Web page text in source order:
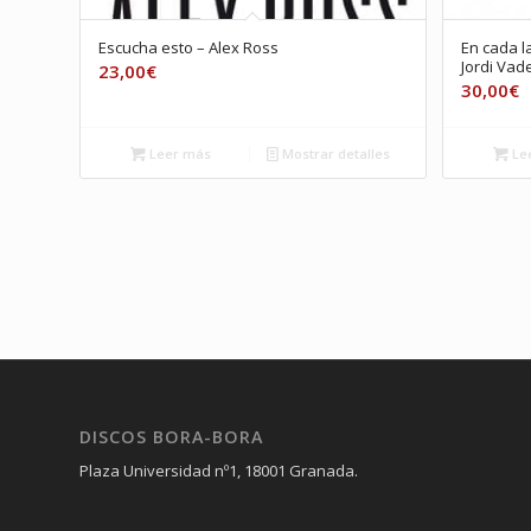
Escucha esto – Alex Ross
23,00€
Leer más Mostrar detalles
En cada
Jordi
30,00€
DISCOS BORA-BORA
Plaza Universidad nº1, 18001 Granada.